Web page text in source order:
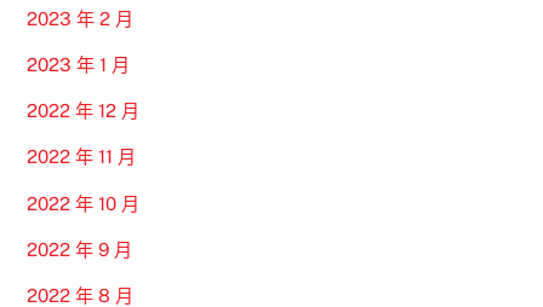
2023 年 2 月
2023 年 1 月
2022 年 12 月
2022 年 11 月
2022 年 10 月
2022 年 9 月
2022 年 8 月